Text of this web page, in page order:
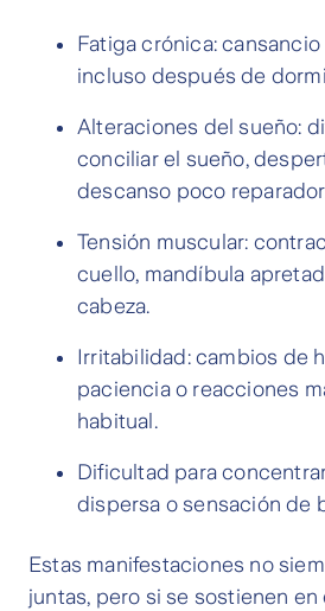
Fatiga crónica:
incluso después de
Alteraciones del sueño:
conciliar el sueño,
descanso poco
Tensión muscular:
cuello, mandíbula
cabeza.
Irritabilidad: cambios de
paciencia o reacciones
habitual.
Dificultad para
dispersa o sensación de
Estas manifestaciones no
juntas, pero si se sostienen